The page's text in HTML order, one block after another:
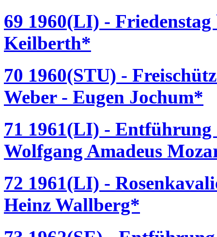
69 1960(LI) -
Keilberth*
70 1960(STU) -
Weber - Eugen Jochum*
71 1961(LI) - Entführung
Wolfgang Amadeus
72 1961(LI) -
Heinz Wallberg*